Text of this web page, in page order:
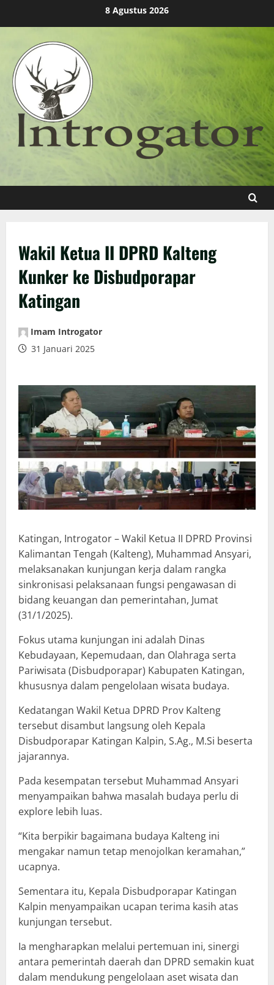
8 Agustus 2026
Wakil Ketua II DPRD Kalteng
Kunker ke Disbudporapar
Katingan
Imam Introgator
31 Januari 2025
Katingan, Introgator – Wakil Ketua II DPRD Provinsi
Kalimantan Tengah (Kalteng), Muhammad Ansyari,
melaksanakan kunjungan kerja dalam rangka
sinkronisasi pelaksanaan fungsi pengawasan di
bidang keuangan dan pemerintahan, Jumat
(31/1/2025).
Fokus utama kunjungan ini adalah Dinas
Kebudayaan, Kepemudaan, dan Olahraga serta
Pariwisata (Disbudporapar) Kabupaten Katingan,
khususnya dalam pengelolaan wisata budaya.
Kedatangan Wakil Ketua DPRD Prov Kalteng
tersebut disambut langsung oleh Kepala
Disbudporapar Katingan Kalpin, S.Ag., M.Si beserta
jajarannya.
Pada kesempatan tersebut Muhammad Ansyari
menyampaikan bahwa masalah budaya perlu di
explore lebih luas.
“Kita berpikir bagaimana budaya Kalteng ini
mengakar namun tetap menojolkan keramahan,”
ucapnya.
Sementara itu, Kepala Disbudporapar Katingan
Kalpin menyampaikan ucapan terima kasih atas
kunjungan tersebut.
Ia mengharapkan melalui pertemuan ini, sinergi
antara pemerintah daerah dan DPRD semakin kuat
dalam mendukung pengelolaan aset wisata dan